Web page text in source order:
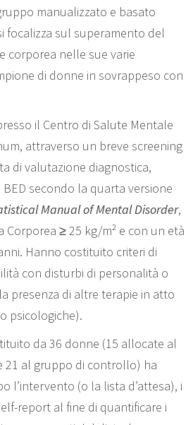
manualizzato e basato
focalizza sul superamento del
corporea nelle sue varie
di donne in sovrappeso con
il Centro di Salute Mentale
attraverso un breve screening
di valutazione diagnostica,
secondo la quarta versione
Manual of Mental Disorder,
Corporea ≥ 25 kg/m² e con un età
Hanno costituito criteri di
con disturbi di personalità o
presenza di altre terapie in atto
psicologiche).
da 36 donne (15 allocate al
21 al gruppo di controllo) ha
l’intervento (o la lista d’attesa), i
report al fine di quantificare i